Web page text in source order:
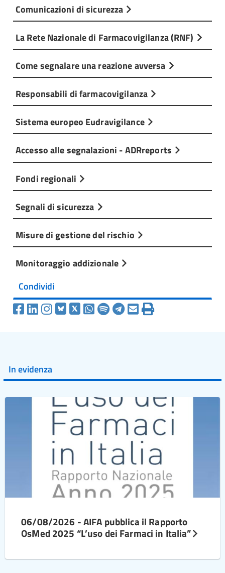
Comunicazioni di sicurezza
La Rete Nazionale di Farmacovigilanza (RNF)
Come segnalare una reazione avversa
Responsabili di farmacovigilanza
Sistema europeo Eudravigilance
Accesso alle segnalazioni - ADRreports
Fondi regionali
Segnali di sicurezza
Misure di gestione del rischio
Monitoraggio addizionale
Condividi
In evidenza
06/08/2026 - AIFA pubblica il Rapporto
OsMed 2025 “L’uso dei Farmaci in Italia”